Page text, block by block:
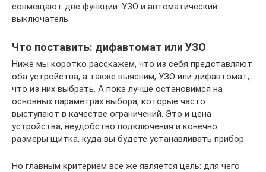
совмещают две функции: УЗО и автоматический
выключатель.
Что поставить: дифавтомат или УЗО
Ниже мы коротко расскажем, что из себя представляют
оба устройства, а также выясним, УЗО или дифавтомат,
что из них выбрать. А пока лучше остановимся на
основных параметрах выбора, которые часто
выступают в качестве ограничений. Это и цена
устройства, неудобство подключения и конечно
размеры щитка, куда вы будете устанавливать прибор.
Но главным критерием все же является цель: для чего